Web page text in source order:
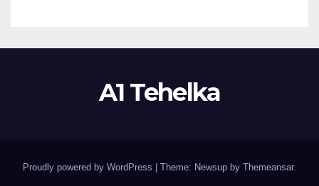
A1 Tehelka
Proudly powered by WordPress Theme: Newsup by Themeansar.